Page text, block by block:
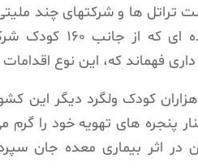
تراتل ها و شرکتهای چند
کنند. اما حقایق
فهماند که، این نوع
کودک ولگرد دیگر این
پنجره های تهویه خود را
اثر بیماری معده جان